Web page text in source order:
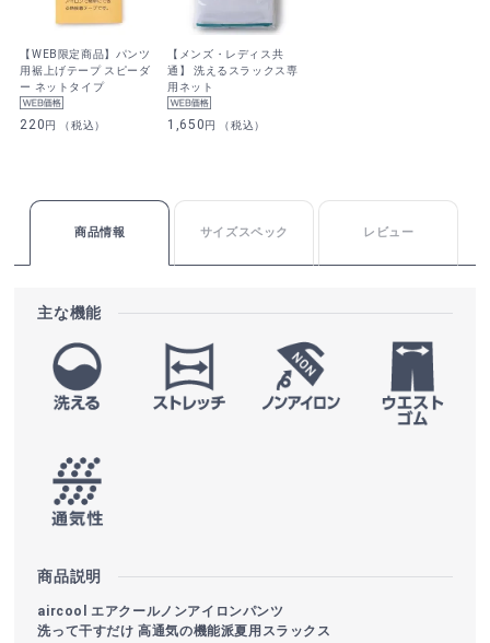
【WEB限定商品】パンツ
用裾上げテープ スピーダ
ー ネットタイプ
220円 （税込）
【メンズ・レディス共
通】 洗えるスラックス専
用ネット
1,650円 （税込）
商品情報 サイズスペック レビュー
主な機能
商品説明
aircool エアクールノンアイロンパンツ
洗って干すだけ 高通気の機能派夏用スラックス